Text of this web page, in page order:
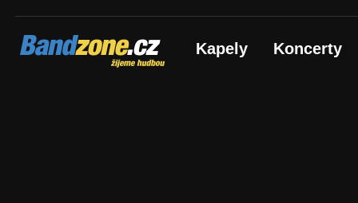
Bandzone.cz
žijeme hudbou Kapely Koncerty